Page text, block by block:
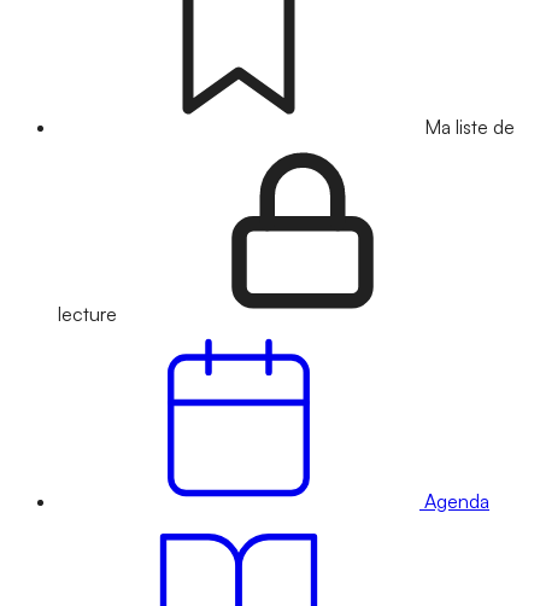
Ma liste de
lecture
Agenda